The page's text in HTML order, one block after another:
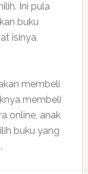
Ini pula
buku
isinya,
membeli
membeli
online, anak
buku yang